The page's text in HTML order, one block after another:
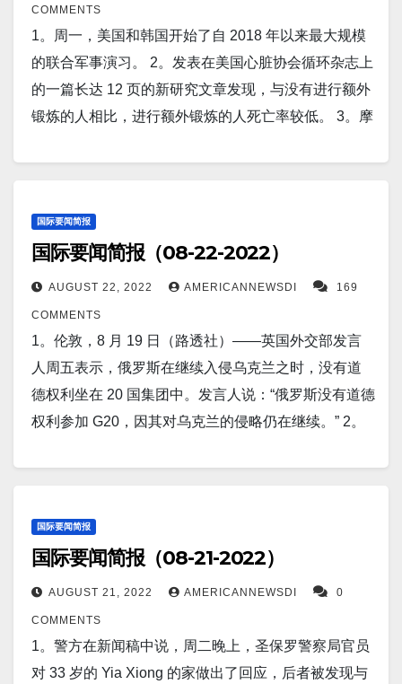
加对台湾的武器销售。 14。报道称，强大的太阳耀斑
袭击了地球，导致整个欧洲和非洲的无线电中断。
15。华盛顿（路透社）——美国政府周四表示，将暂
停四家中国航空公司从美国飞往中国的 26 班航班，以
司航班的决定。 16。美国疫情 昨日美国新增新冠患者
感染925人，新增死0人。 纽约州新增新冠确诊人数
5,931人。新增死亡人数25人。 新泽西州昨天新增病例
者为_人, 死亡_人。 18。世界疫情 昨日印度新增新冠
患者10,256人； 日本新增220,847人；…
身墨水含有可能导致癌症的化学物质。 11。在麻省理
工学院的一位教授被澄清为中国从事间谍活动几个月
后，他帮助做出了一项重大的科学发现。 但他说成功
是苦乐参半的。学校宣布，陈刚曾在1 月份被免去间谍
罪，他参与了一项研究，上个月发现了可能是“迄今为
族歧视。 12。华为的创始人任正非对这家科技公司的
未来发出了严厉的警告。在一份泄露的内部备忘录
中，任正非告诉华为员工，“每个人都会感受到寒意”，
现金流而非扩张，这表明将进一步裁员和撤资。 13。
莱斯大学（Rice University 和贝勒医学院(Baylor
College)的研究人员创造了能够破坏小鼠肿瘤的可植入
珠子。 他们在测试中发现，植入物可以在短短几天内
了总统文件，表明他将继续致力于乌克兰发生的战
人增加到204万人。 这一总体增长包括额外增
加 137,000 名战斗人员，总数达到 115 万。 15。周
区袭击了对俄罗斯具有战略意义的两座关键桥梁。被
占领的赫尔松附近的卡霍夫卡桥和安东诺夫斯基桥都
被乌克兰军队击中。 与此同时，乌克兰正在对该城市
SpaceWeather.com 称，现在，它已经增长了 10 倍，
变成了一对太阳黑子，每个太阳黑子的直径都接近地
球。 这个简短的 gif 显示了该地点在大约两天内的演
变。 7。报道称，死海正在慢慢消失，留下危险的污水
坑。自 1960 年以来，死海已经失去了三分之一的表面
陆 47% 的地区处于“警告”状态，这意味着土壤已经干
涸。另有 17% 处于戒备状态——这意味着植被“显示出
压力迹象”。 9。英国医生们正在大力支持一种已经存
在数十年且价格不到 50 便士的脱发药物。米诺地尔
——以Rogaine 品牌销售——自 80 年代以来一直放在
药房的货架上，但在患者中并不是特别受欢迎，因为
它必须在头皮上揉搓才能起作用。现在，医生将其开
为药丸，并声称以这种方式服用更有效。 10。科学家
地球时，会造成严重影响，包括破坏无线电通信和卫
星，甚至扰乱电网。 11。美国周二在叙利亚发动空
袭，目标是伊朗伊斯兰革命卫队附属组织使用的基础
中说，空袭是在乔·拜登总统的指示下进行的。 12。
2022 年夏天，从欧洲到中国再到美国和非洲，全球都
兰将做出强有力的回应。 4。中国的超级力量：报道称
中国5艘驱逐舰在大连造船厂同时建造。 5。退休的美
国将军巴里麦卡弗里周一表示，俄罗斯总统弗拉基米
尔普京“没辙了”。他将在乌克兰持续的战争中看到自己
——根据美国商务部周二在线发布的一份通知，美国
的实体（主要与航空航天有关）添加到其出口管制清
单中。 7。一名前苹果员工承认从该公司窃取其高度机
于 8 月 22 日在圣何塞的一家法院受到指控，可能面临
最高 10 年的监禁和 25 万美元的罚款。张于 2018 年
在圣何塞机场被捕，当时他正准备登上飞往中国的飞
机，打算前往中国，为一家名为广州小鹏汽车科技的
中国电动汽车初创公司工作，该公司也被称为小鹏汽
车，这是一家由阿里巴巴支持的公司。 8。报道称，印
因与控制》杂志上的一项针对美国成年人的大型研
究，吃更多的鱼——包括金枪鱼和非油炸鱼——似乎
与患恶性黑色素瘤的风险增加有关。 11。报道称，中
国最大电商即将进军美国，挑战亚马逊的霸主地位。
据彭博社和路透社报道，下个月，拼多多计划推出一
个针对美国市场的跨境电子商务平台。 12。在最近发
COMMENTS
1。周一，美国和韩国开始了自 2018 年以来最大规模
的联合军事演习。 2。发表在美国心脏协会循环杂志上
的一篇长达 12 页的新研究文章发现，与没有进行额外
锻炼的人相比，进行额外锻炼的人死亡率较低。 3。摩
个使用固体制冷剂的空调。研究人员发现，气压材料
是一类固体制冷剂，其工作原理与传统的气液冷却系
统相似。 尽管他们使用压力来经历热循环，但它会驱
重的干旱，中国正在转向播云，为长江沿岸干涸的水
库带来降雨——长江是亚洲最长的河流，为数亿人提
供水源。 6。美国股市在交易中途走低，道琼斯指数周
一下跌超过 450 点。道琼斯指数下
跌 2.11% 至 12,436.54 点。 标准普尔500 指数也下
罗斯国防部已向遥远的加里宁格勒西部部署了三架配
备 Kinzhal 高超音速导弹的MiG-31E 战机。 8。洛桑联
钒 (VO2) 能够“记住”先前外部刺激的整个历史。二氧化
钒标志着 EPFL 研究人员发现的第一种被确定具有这
种特性的材料。该研究今天发表在《自然》杂志上。
国际要闻简报
国际要闻简报（08-22-2022）
AUGUST 22, 2022 AMERICANNEWSDI 169
COMMENTS
1。伦敦，8 月 19 日（路透社）——英国外交部发言
人周五表示，俄罗斯在继续入侵乌克兰之时，没有道
德权利坐在 20 国集团中。发言人说：“俄罗斯没有道德
权利参加 G20，因其对乌克兰的侵略仍在继续。” 2。
现有武器进行修改，以将其射程从 100 公里（62 英
里）扩大到 1000 公里。 3。印度勒克瑙/布巴内什瓦尔
（路透社）——官员周日表示，过去三天，强季风降
少 50 人死亡。 4。亨利·基辛格警告说，随着中国向俄
罗斯派遣军队，美国正处于“战争的边缘”。”在我们部分
国际要闻简报
国际要闻简报（08-21-2022）
AUGUST 21, 2022 AMERICANNEWSDI 0
COMMENTS
1。警方在新闻稿中说，周二晚上，圣保罗警察局官员
对 33 岁的 Yia Xiong 的家做出了回应，后者被发现与